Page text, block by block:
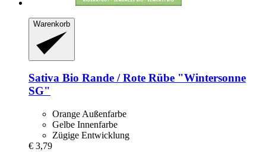
Warenkorb
Sativa Bio Rande / Rote Rübe "Wintersonne
SG"
Orange Außenfarbe
Gelbe Innenfarbe
Zügige Entwicklung
€ 3,79